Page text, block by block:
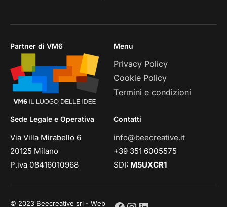
Partner di VM6 Menu
Privacy Policy
Cookie Policy
Termini e condizioni
Sede Legale e Operativa
Via Villa Mirabello 6
20125 Milano
P.iva 08416010968
Contatti
info@beecreative.it
+39 351 6005575
SDI: M5UXCR1
© 2023 Beecreative srl - Web